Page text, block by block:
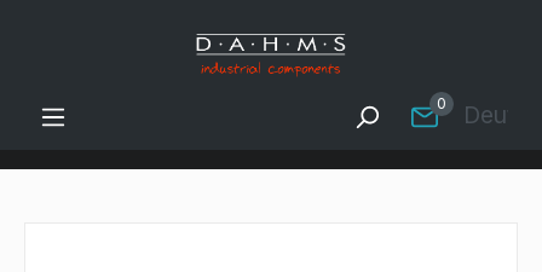
Zum Hauptinhalt springen
0